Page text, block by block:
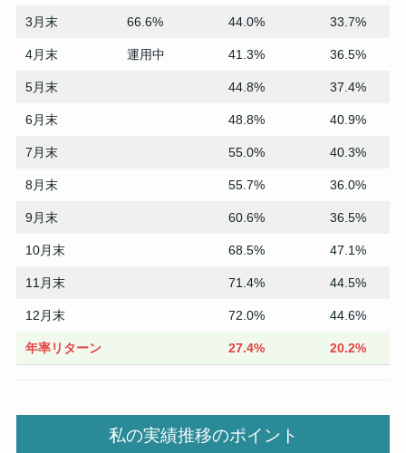
3月末 66.6% 44.0% 33.7%
4月末 運用中 41.3% 36.5%
5月末 44.8% 37.4%
6月末 48.8% 40.9%
7月末 55.0% 40.3%
8月末 55.7% 36.0%
9月末 60.6% 36.5%
10月末 68.5% 47.1%
11月末 71.4% 44.5%
12月末 72.0% 44.6%
年率リターン 27.4% 20.2%
私の実績推移のポイント